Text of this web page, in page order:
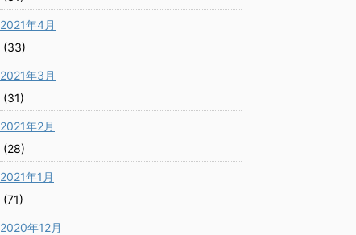
2021年4月
(33)
2021年3月
(31)
2021年2月
(28)
2021年1月
(71)
2020年12月